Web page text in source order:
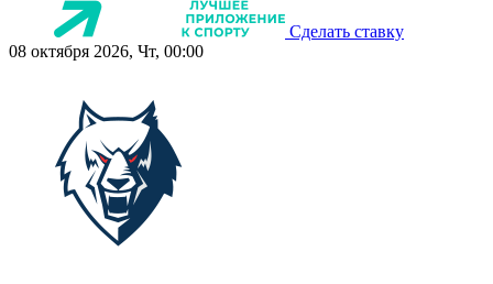
Сделать ставку
08 октября 2026, Чт, 00:00